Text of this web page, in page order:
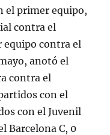
el primer equipo,
contra el
equipo contra el
anotó el
contra el
con el
con el Juvenil
Barcelona C, 0